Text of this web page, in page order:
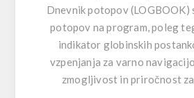
Dnevnik potopov (LOGBOOK)
potopov na program, poleg
indikator globinskih
vzpenjanja za varno
zmogljivost in priročnost